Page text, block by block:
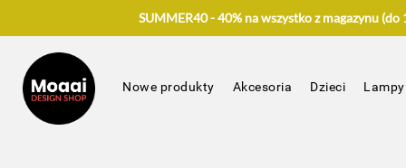
SUMMER40 - 40% na wszystko z magazynu
Nowe produkty Akcesoria Dzieci Lampy